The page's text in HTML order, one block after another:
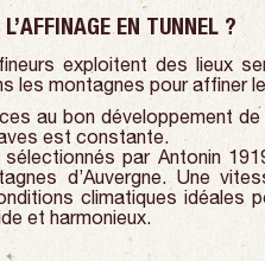
EN TUNNEL ?
exploitent des lieux
les montagnes pour affiner
au bon développement
est constante.
sélectionnés par Antonin
d’Auvergne. Une
climatiques idéales
et harmonieux.